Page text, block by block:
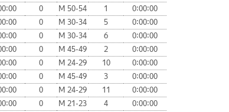
0 М 50-54 1
0:00:00
0 М 30-34 5
0:00:00
0 М 30-34 6
0:00:00
0 М 45-49 2
0:00:00
0 М 24-29 10
0:00:00
0 М 45-49 3
0:00:00
0 М 24-29 11
0:00:00
0 М 21-23 4
0:00:00